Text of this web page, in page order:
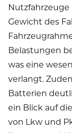
Nutzfahrzeuge
Gewicht des
Belastungen
was eine
verlangt.
Batterien
ein Blick auf
von Lkw und